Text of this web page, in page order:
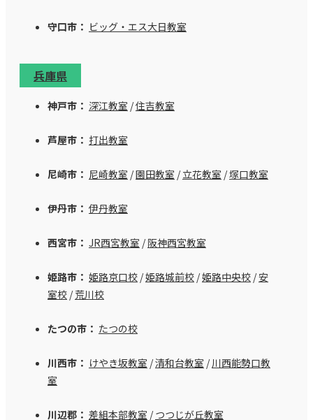
守口市： ビッグ・エス大日教室
兵庫県
神戸市： 深江教室 /住吉教室
芦屋市： 打出教室
尼崎市： 尼崎教室 /園田教室 /立花教室 /塚口教室
伊丹市： 伊丹教室
西宮市： JR西宮教室 /阪神西宮教室
姫路市： 姫路京口校 /姫路城前校 /姫路中央校 /安
室校 /荒川校
たつの市： たつの校
川西市： けやき坂教室 /清和台教室 /川西能勢口教
室
川辺郡： 差組本部教室 /つつじが丘教室